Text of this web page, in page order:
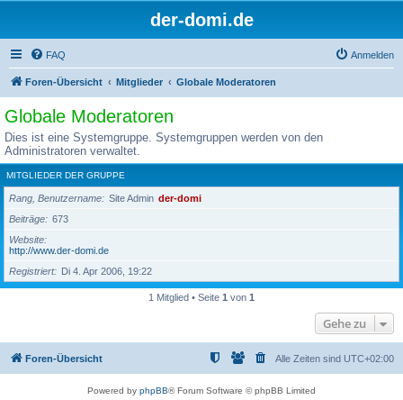
der-domi.de
FAQ Anmelden
Foren-Übersicht Mitglieder Globale Moderatoren
Globale Moderatoren
Dies ist eine Systemgruppe. Systemgruppen werden von den
Administratoren verwaltet.
MITGLIEDER DER GRUPPE
Rang, Benutzername Site Admin der-domi
Beiträge
673
Website
http://www.der-domi.de
Registriert
Di 4. Apr 2006, 19:22
1 Mitglied • Seite 1 von 1
Gehe zu
Foren-Übersicht Alle Zeiten sind UTC+02:00
Powered by phpBB® Forum Software © phpBB Limited